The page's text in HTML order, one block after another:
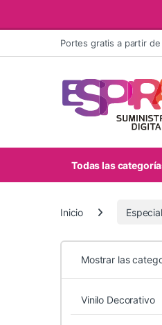
Ir al contenidoPortes gratis a partir
Todas las
Inicio
Mostrar las
Vinilo Decorativo